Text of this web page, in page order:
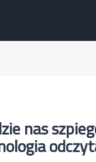
nas